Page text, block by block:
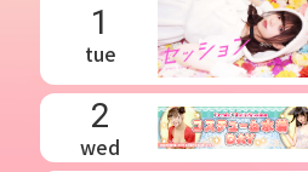
1
tue
2
wed